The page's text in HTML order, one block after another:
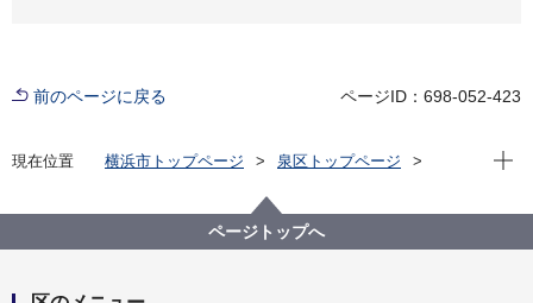
前のページに戻る ページID：698-052-423
現在位置 横浜市トップページ
泉区トップページ
延焼火災防止対策（感震ブレーカー・軽可搬ポンプ・
スタンドパイプ）
現在
ページトップへ